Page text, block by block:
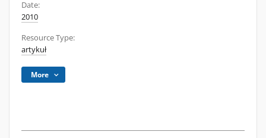
Date:
2010
Resource Type:
artykuł
More